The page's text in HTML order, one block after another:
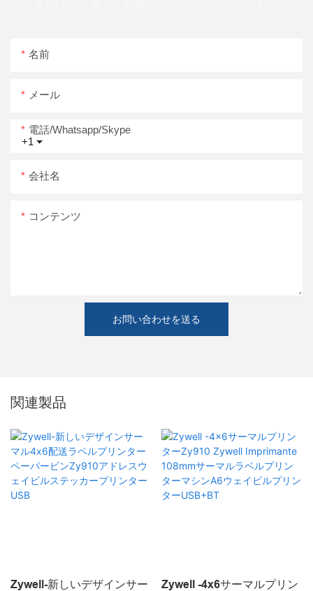
名前
メール
+1
電話/whatsapp/skype
会社名
コンテンツ
お問い合わせを送る
関連製品
Zywell-新しいデザインサー Zywell -4x6サーマルプリン